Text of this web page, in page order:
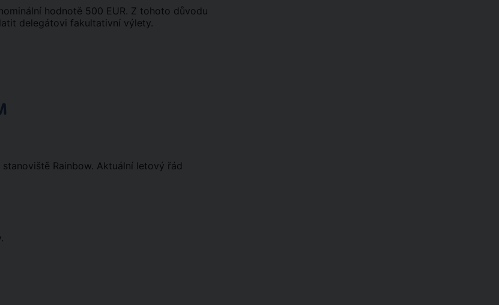
hodnotě 500 EUR. Z tohoto důvodu
delegátovi fakultativní výlety.
Rainbow. Aktuální letový řád